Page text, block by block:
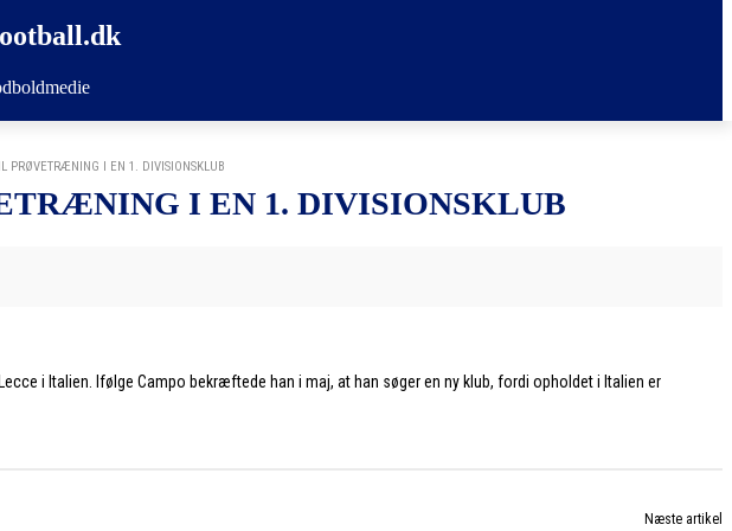
PRØVETRÆNING I EN 1. DIVISIONSKLUB
I EN 1. DIVISIONSKLUB
i Italien. Ifølge Campo bekræftede han i maj, at han søger en ny klub, fordi opholdet i Italien er
Næste artikel